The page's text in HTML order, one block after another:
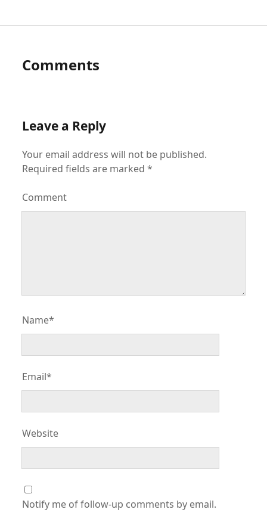
Comments
Leave a Reply
Your email address will not be published.
Required fields are marked*
Comment
Name*
Email*
Website
Notify me of follow-up comments by email.